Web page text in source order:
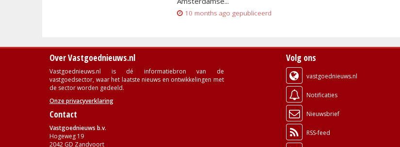
10 months ago gepubliceerd
Over Vastgoednieuws.nl
Vastgoednieuws.nl is dé informatiebron van de
vastgoedsector, waar het laatste nieuws en ontwikkelingen met
de sector worden gedeeld.
Onze privacyverklaring
Contact
Vastgoednieuws b.v.
Hogeweg 19
2042 GD Zandvoort
Volg ons
vastgoednieuws.nl
Notificaties
Nieuwsbrief
RSS-feed